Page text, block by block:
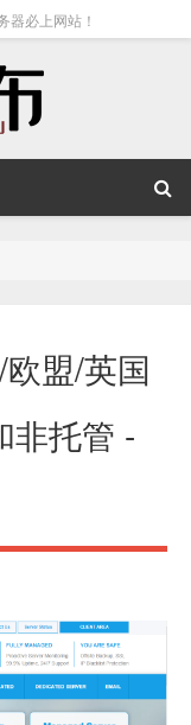
器必上网站！
盟/英国
非托管 -